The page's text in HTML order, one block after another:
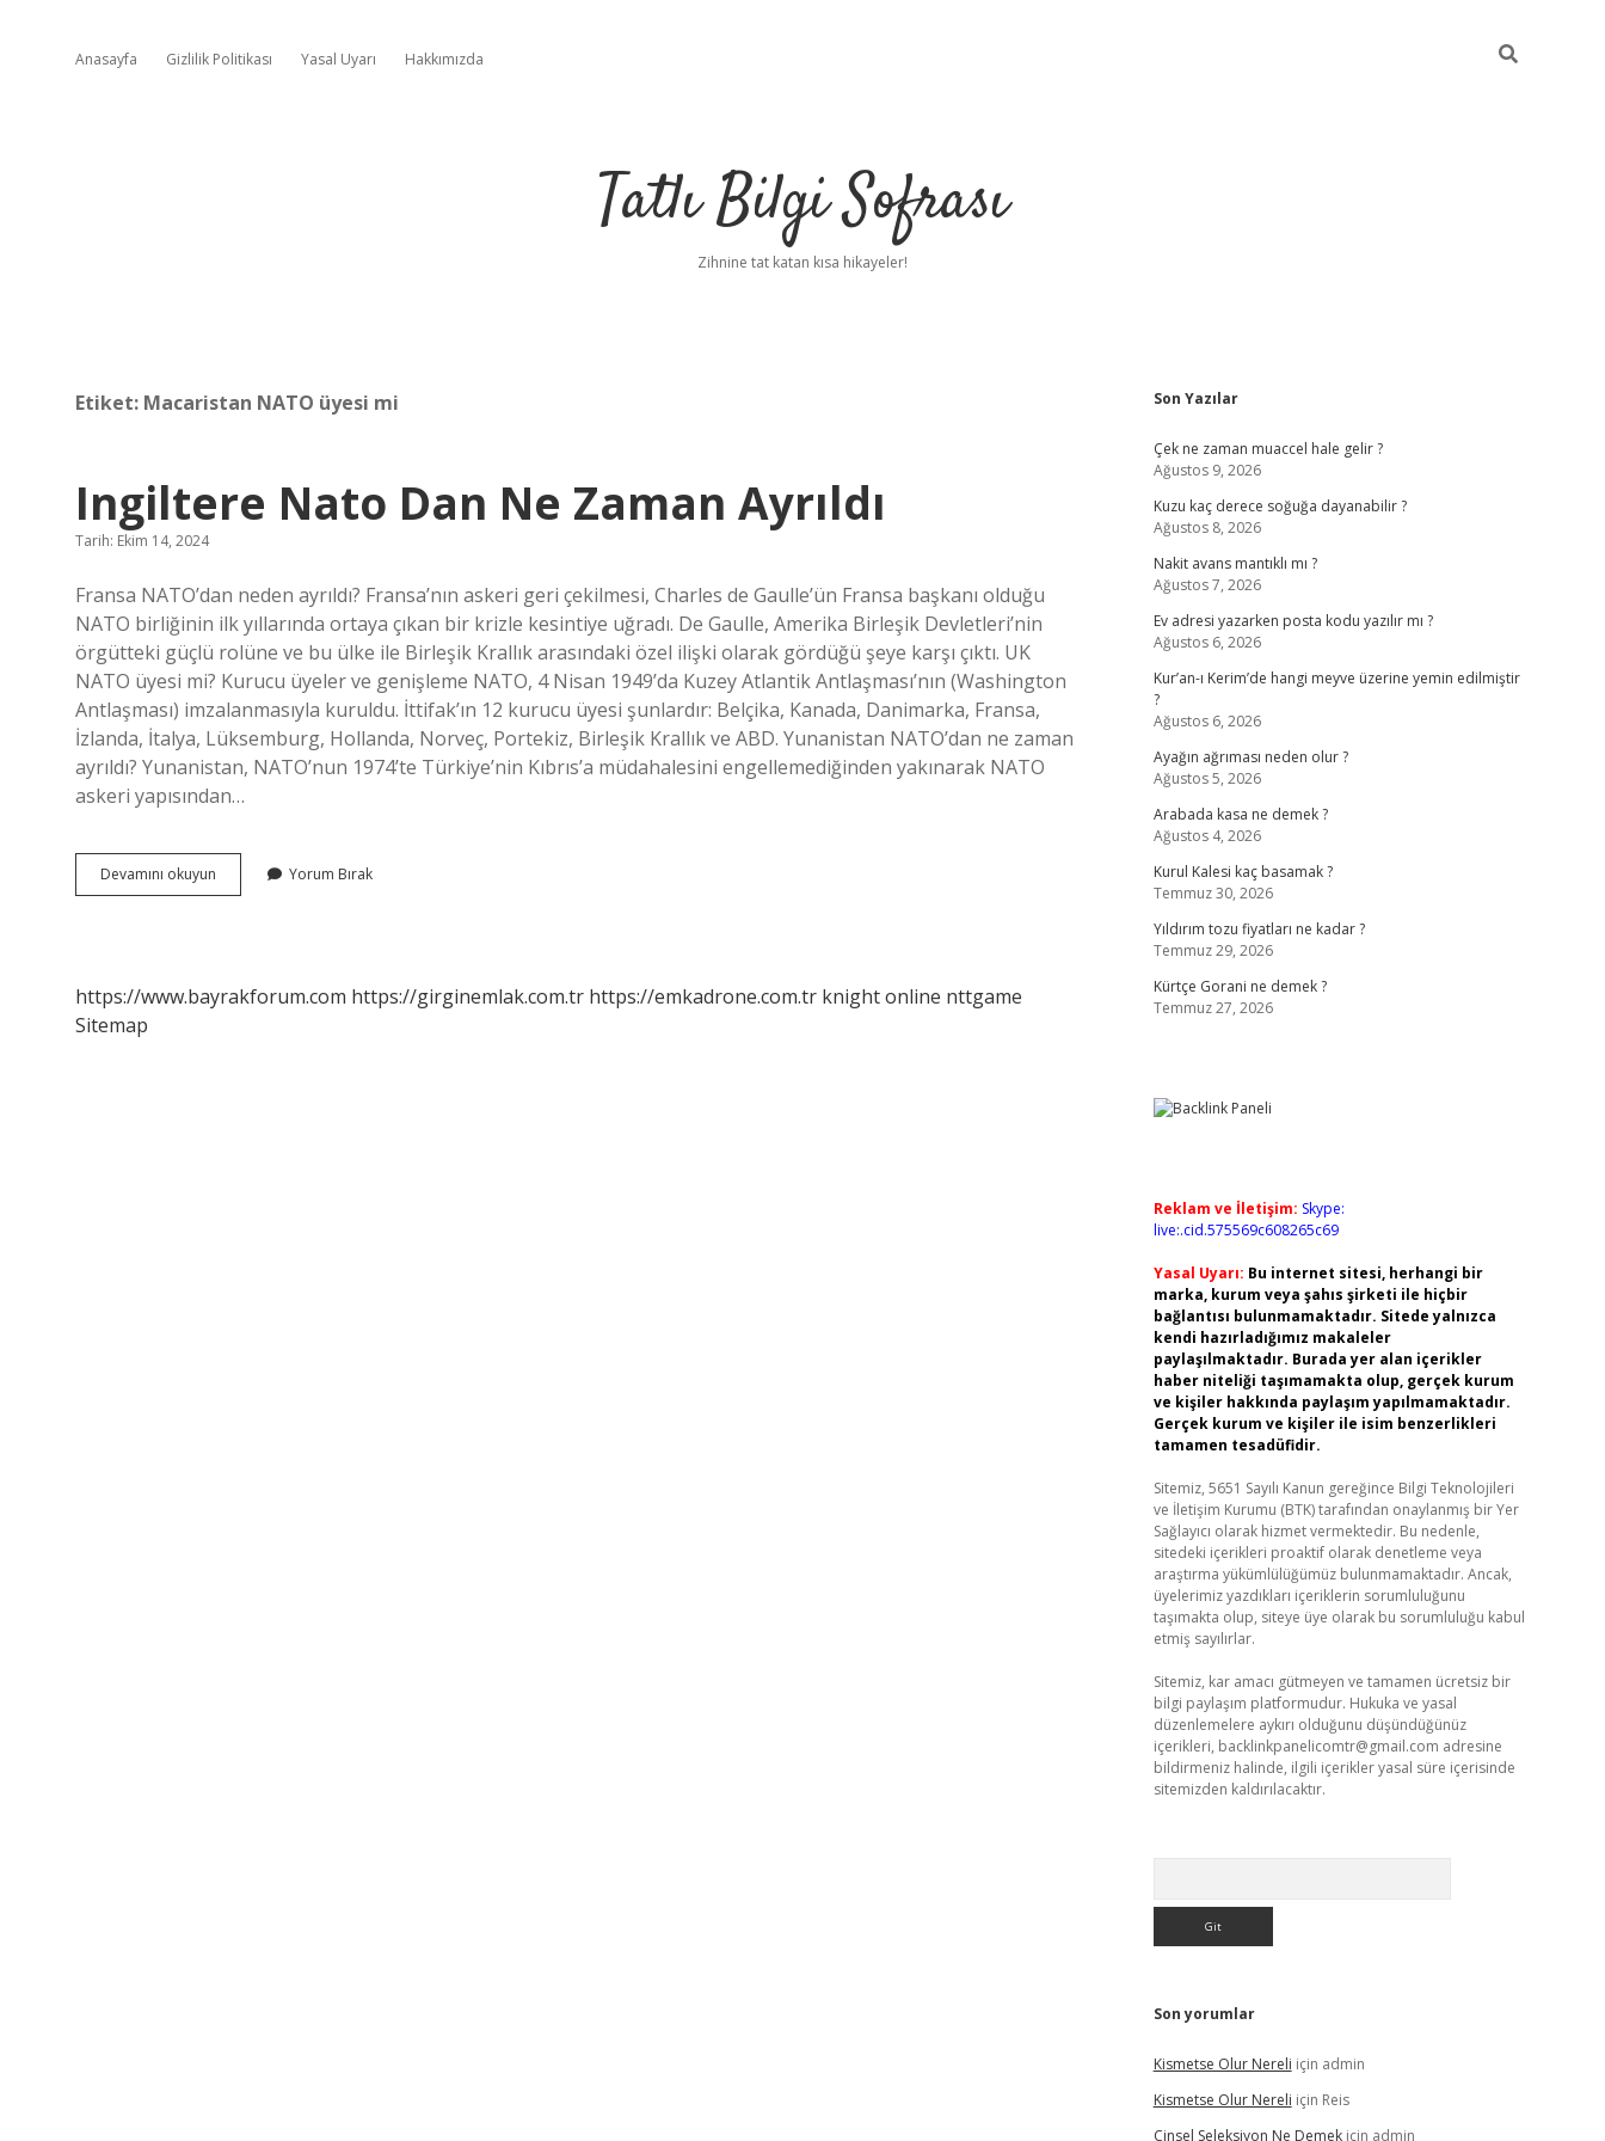
Anasayfa Gizlilik Politikası Yasal Uyarı Hakkımızda
Tatlı Bilgi Sofrası
Zihnine tat katan kısa hikayeler!
Etiket: Macaristan NATO üyesi mi
Ingiltere Nato Dan Ne Zaman Ayrıldı
Tarih: Ekim 14, 2024
Fransa NATO’dan neden ayrıldı? Fransa’nın askeri geri çekilmesi, Charles de Gaulle’ün Fransa başkanı olduğu
NATO birliğinin ilk yıllarında ortaya çıkan bir krizle kesintiye uğradı. De Gaulle, Amerika Birleşik Devletleri’nin
örgütteki güçlü rolüne ve bu ülke ile Birleşik Krallık arasındaki özel ilişki olarak gördüğü şeye karşı çıktı. UK
NATO üyesi mi? Kurucu üyeler ve genişleme NATO, 4 Nisan 1949’da Kuzey Atlantik Antlaşması’nın (Washington
Antlaşması) imzalanmasıyla kuruldu. İttifak’ın 12 kurucu üyesi şunlardır: Belçika, Kanada, Danimarka, Fransa,
İzlanda, İtalya, Lüksemburg, Hollanda, Norveç, Portekiz, Birleşik Krallık ve ABD. Yunanistan NATO’dan ne zaman
ayrıldı? Yunanistan, NATO’nun 1974’te Türkiye’nin Kıbrıs’a müdahalesini engellemediğinden yakınarak NATO
askeri yapısından…
Devamını okuyun Ingiltere
Nato
Yorum Bırak
https://www.bayrakforum.com https://girginemlak.com.tr https://emkadrone.com.tr knight online nttgame
Sitemap
Sidebar
Son Yazılar
Çek ne zaman muaccel hale gelir ?
Ağustos 9, 2026
Kuzu kaç derece soğuğa dayanabilir ?
Ağustos 8, 2026
Nakit avans mantıklı mı ?
Ağustos 7, 2026
Ev adresi yazarken posta kodu yazılır mı ?
Ağustos 6, 2026
Kur’an-ı Kerim’de hangi meyve üzerine yemin edilmiştir
?
Ağustos 6, 2026
Ayağın ağrıması neden olur ?
Ağustos 5, 2026
Arabada kasa ne demek ?
Ağustos 4, 2026
Kurul Kalesi kaç basamak ?
Temmuz 30, 2026
Yıldırım tozu fiyatları ne kadar ?
Temmuz 29, 2026
Kürtçe Gorani ne demek ?
Temmuz 27, 2026
Reklam ve İletişim: Skype:
live:.cid.575569c608265c69
Yasal Uyarı: Bu internet sitesi, herhangi bir
marka, kurum veya şahıs şirketi ile hiçbir
bağlantısı bulunmamaktadır. Sitede yalnızca
kendi hazırladığımız makaleler
paylaşılmaktadır. Burada yer alan içerikler
haber niteliği taşımamakta olup, gerçek kurum
ve kişiler hakkında paylaşım yapılmamaktadır.
Gerçek kurum ve kişiler ile isim benzerlikleri
tamamen tesadüfidir.
Sitemiz, 5651 Sayılı Kanun gereğince Bilgi Teknolojileri
ve İletişim Kurumu (BTK) tarafından onaylanmış bir Yer
Sağlayıcı olarak hizmet vermektedir. Bu nedenle,
sitedeki içerikleri proaktif olarak denetleme veya
araştırma yükümlülüğümüz bulunmamaktadır. Ancak,
üyelerimiz yazdıkları içeriklerin sorumluluğunu
taşımakta olup, siteye üye olarak bu sorumluluğu kabul
etmiş sayılırlar.
Sitemiz, kar amacı gütmeyen ve tamamen ücretsiz bir
bilgi paylaşım platformudur. Hukuka ve yasal
düzenlemelere aykırı olduğunu düşündüğünüz
içerikleri, backlinkpanelicomtr@gmail.com adresine
bildirmeniz halinde, ilgili içerikler yasal süre içerisinde
sitemizden kaldırılacaktır.
Son yorumlar
Kismetse Olur Nereli için admin
Kismetse Olur Nereli için Reis
Cinsel Seleksiyon Ne Demekiçin admin